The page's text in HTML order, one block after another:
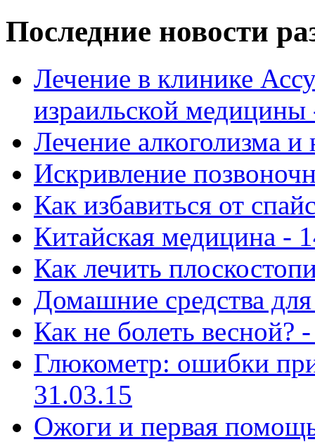
Последние новости
Лечение в клинике
израильской
Лечение алкоголизма
Искривление
Как избавиться от
Китайская медицина -
Как лечить
Домашние средства
Как не болеть весной?
Глюкометр: ошибки
31.03.15
Ожоги и первая